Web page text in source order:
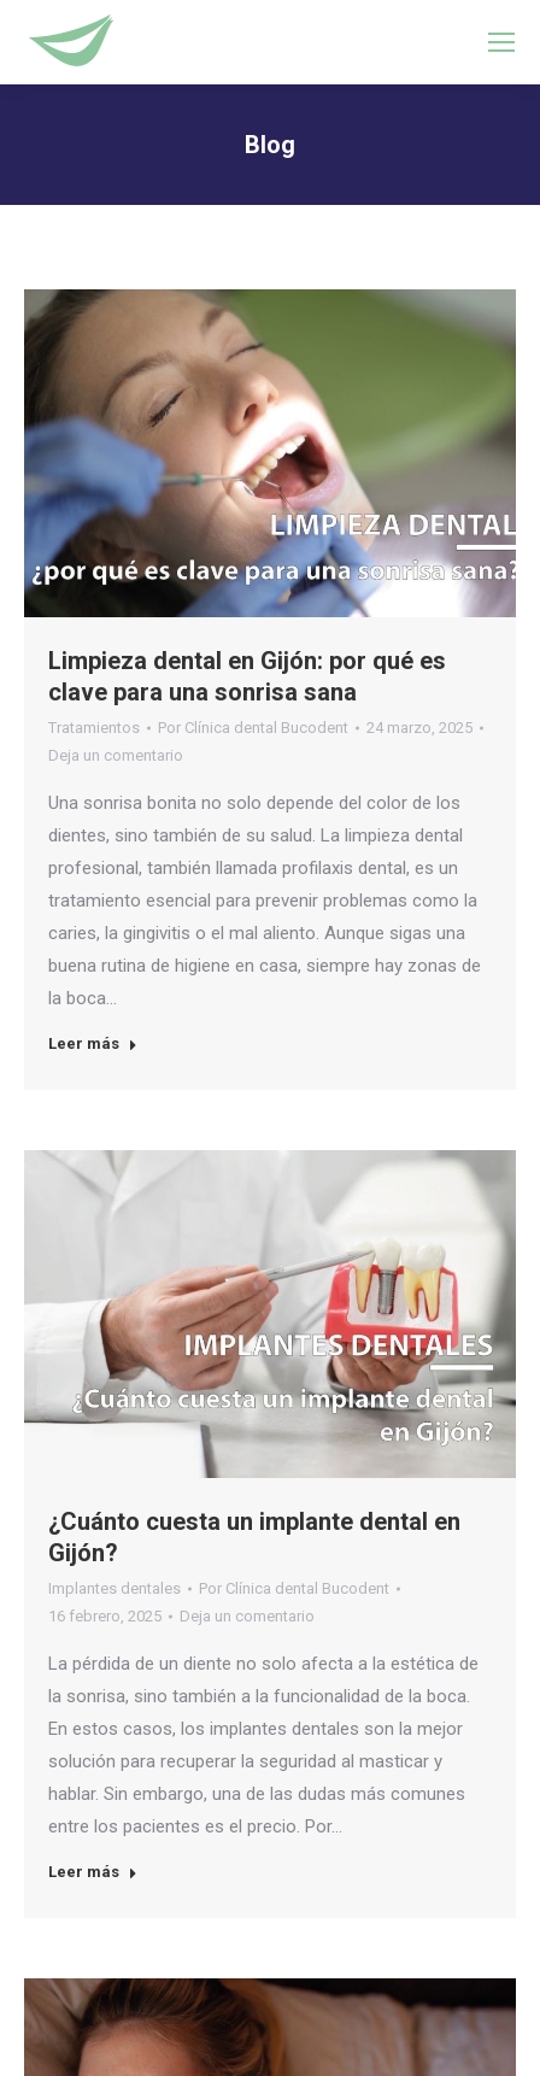
Blog
Limpieza dental en Gijón: por qué es
clave para una sonrisa sana
Tratamientos Por Clínica dental Bucodent
24 marzo, 2025
Deja un comentario
Una sonrisa bonita no solo depende del color de los
dientes, sino también de su salud. La limpieza dental
profesional, también llamada profilaxis dental, es un
tratamiento esencial para prevenir problemas como la
caries, la gingivitis o el mal aliento. Aunque sigas una
buena rutina de higiene en casa, siempre hay zonas de
la boca…
Leer más
¿Cuánto cuesta un implante dental en
Gijón?
Implantes dentales Por Clínica dental Bucodent
16 febrero, 2025
Deja un comentario
La pérdida de un diente no solo afecta a la estética de
la sonrisa, sino también a la funcionalidad de la boca.
En estos casos, los implantes dentales son la mejor
solución para recuperar la seguridad al masticar y
hablar. Sin embargo, una de las dudas más comunes
entre los pacientes es el precio. Por…
Leer más